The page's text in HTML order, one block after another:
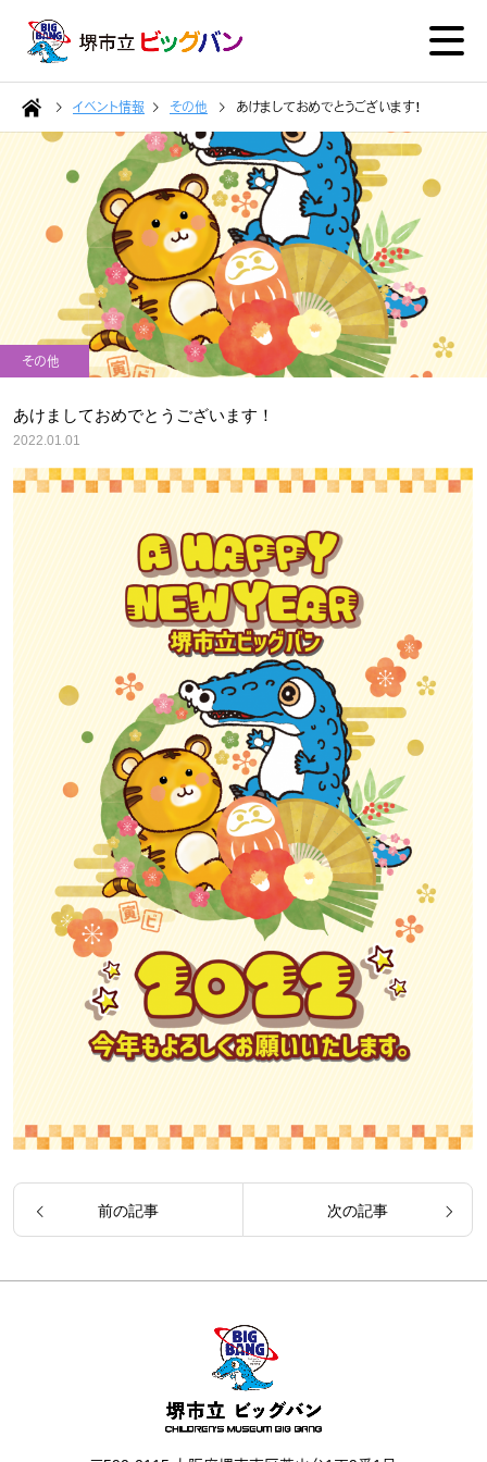
イベント情報 その他 あけましておめでとうございます！
その他
あけましておめでとうございます！
2022.01.01
前の記事 次の記事